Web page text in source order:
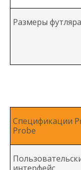
Размеры футляра
Спецификации
Probe
интерфейс